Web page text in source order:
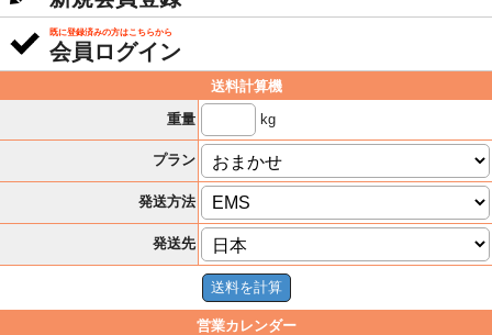
既に登録済みの方はこちらから
会員ログイン
送料計算機
重量
kg
プラン
発送方法
発送先
営業カレンダー